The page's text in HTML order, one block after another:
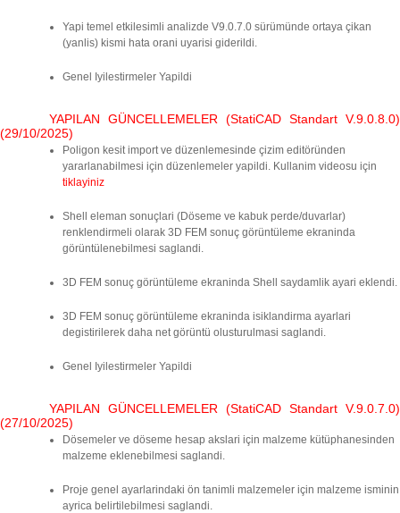
Yapi temel etkilesimli analizde V9.0.7.0 sürümünde ortaya çikan
(yanlis) kismi hata orani uyarisi giderildi.
Genel Iyilestirmeler Yapildi
YAPILAN GÜNCELLEMELER (StatiCAD Standart V.9.0.8.0)
(29/10/2025)
Poligon kesit import ve düzenlemesinde çizim editöründen
yararlanabilmesi için düzenlemeler yapildi. Kullanim videosu için
tiklayiniz
Shell eleman sonuçlari (Döseme ve kabuk perde/duvarlar)
renklendirmeli olarak 3D FEM sonuç görüntüleme ekraninda
görüntülenebilmesi saglandi.
3D FEM sonuç görüntüleme ekraninda Shell saydamlik ayari eklendi.
3D FEM sonuç görüntüleme ekraninda isiklandirma ayarlari
degistirilerek daha net görüntü olusturulmasi saglandi.
Genel Iyilestirmeler Yapildi
YAPILAN GÜNCELLEMELER (StatiCAD Standart V.9.0.7.0)
(27/10/2025)
Dösemeler ve döseme hesap akslari için malzeme kütüphanesinden
malzeme eklenebilmesi saglandi.
Proje genel ayarlarindaki ön tanimli malzemeler için malzeme isminin
ayrica belirtilebilmesi saglandi.